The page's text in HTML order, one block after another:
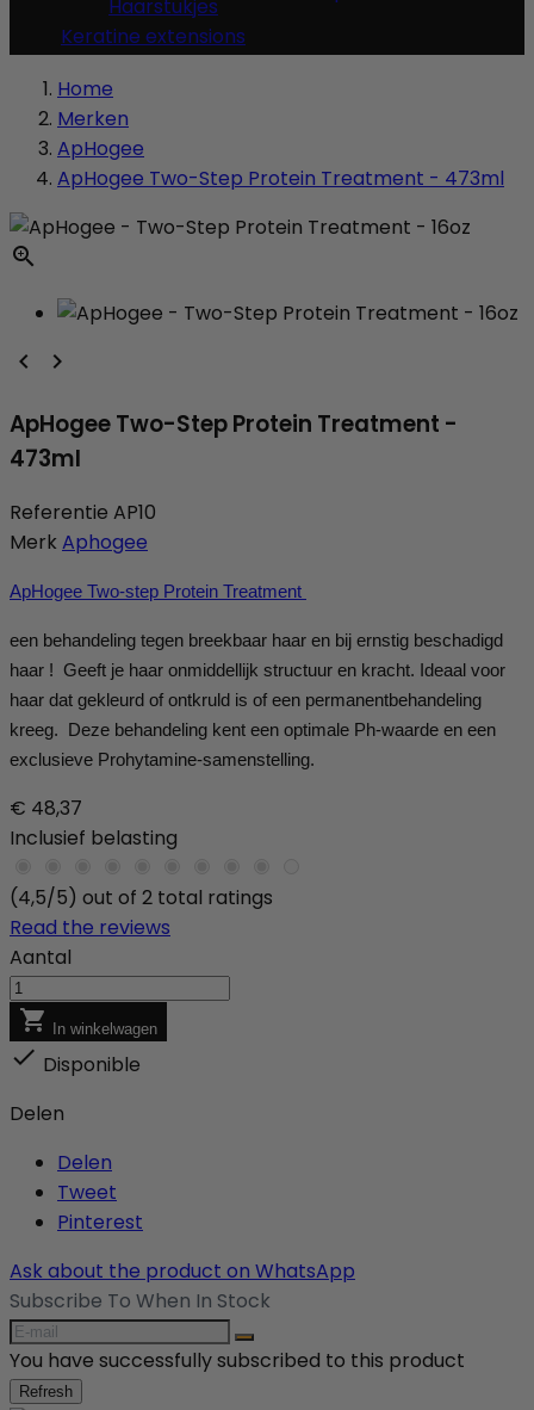
Haarstukjes
Keratine extensions
Home
Merken
ApHogee
ApHogee Two-Step Protein Treatment - 473ml

 
ApHogee Two-Step Protein Treatment -
473ml
Referentie AP10
Merk Aphogee
ApHogee Two-step Protein Treatment
een behandeling tegen breekbaar haar en bij ernstig beschadigd
haar ! Geeft je haar onmiddellijk structuur en kracht. Ideaal voor
haar dat gekleurd of ontkruld is of een permanentbehandeling
kreeg. Deze behandeling kent een optimale Ph-waarde en een
exclusieve Prohytamine-samenstelling.
€ 48,37
Inclusief belasting
(4,5/5) out of 2 total ratings
Read the reviews
Aantal
 In winkelwagen
 Disponible
Delen
Delen
Tweet
Pinterest
Ask about the product on WhatsApp
Subscribe To When In Stock
You have successfully subscribed to this product